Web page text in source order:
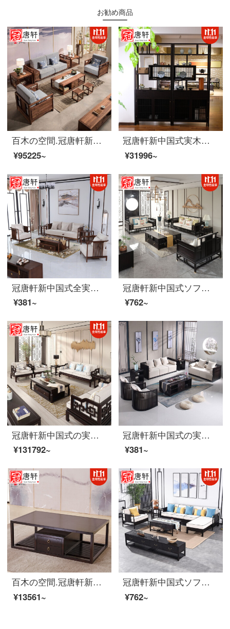
お勧め商品
百木の空間.冠唐軒新中国式の全実木ソファ現代中国式の古代禅の意を模した北アメリカの黒胡桃の木は別荘の家にある大型のソファーを分解して洗って、3人のソファをセットにして注文して作らせます。
¥95225~
冠唐軒新中国式実木博古架現代簡素禅意装飾棚戸棚戸棚多宝閣家具オーダーメイドシングルサイズ1000*400*2000
¥31996~
冠唐軒新中国式全実木ソファ簡単現代黒胡桃木小戸型客間家具禅意布芸ソファーセット家庭用カスタム色サイズオーダーメイド定金
¥381~
冠唐軒新中国式ソファ現代実木禅意客間高級軽奢別荘新中国式モデルルームホテル家具家装オーダーメイド定金
¥762~
冠唐軒新中国式の実木ソファセット現代ホテル客間シンプルな古典別荘烏金木禅意家具家装カスタム1123セット+茶何+角何（白蝋木）
¥131792~
冠唐軒新中国式の実木布芸ソファー現代中国式の禅意の大きさの戸別の見本の部屋の客間の禅意の家具を注文して材質の寸法を注文して決めます。
¥381~
百木の空間.冠唐軒新中国式の実木茶の数は現代で簡単で、中国式の板木と茶台の白蝋の木と小さな家型の客間家具のテーブルを組み合わせてセットにして茶何かを注文します。
¥13561~
冠唐軒新中国式ソファ現代客間禅意別荘見本室の家具家具家具家具家具家具をセットにして、オーダーメイドの固定金を123セットにします。
¥762~